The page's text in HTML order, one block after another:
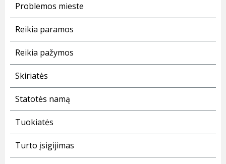
Problemos mieste
Reikia paramos
Reikia pažymos
Skiriatės
Statotės namą
Tuokiatės
Turto įsigijimas